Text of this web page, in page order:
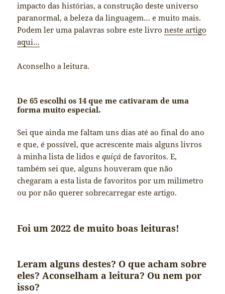
impacto das histórias, a construção deste universo
paranormal, a beleza da linguagem… e muito mais.
Podem ler uma palavras sobre este livroneste artigo
aqui…
Aconselho a leitura.
De 65 escolhi os 14 que me cativaram de uma
forma muito especial.
Sei que ainda me faltam uns dias até ao final do ano
e que, é possível, que acrescente mais alguns livros
à minha lista de lidos equiçá de favoritos. E,
também sei que, alguns houveram que não
chegaram a esta lista de favoritos por um milímetro
ou por não querer sobrecarregar este artigo.
Foi um 2022 de muito boas leituras!
Leram alguns destes? O que acham sobre
eles? Aconselham a leitura? Ou nem por
isso?